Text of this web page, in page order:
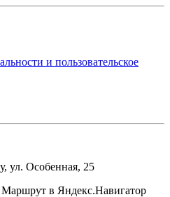
и пользовательское
, ул. Особенная, 25
Маршрут в Яндекс.Навигатор